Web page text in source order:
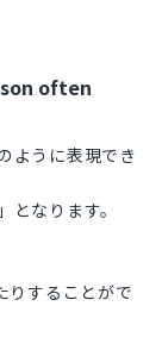
often
ように表現でき
なります。
りすることがで